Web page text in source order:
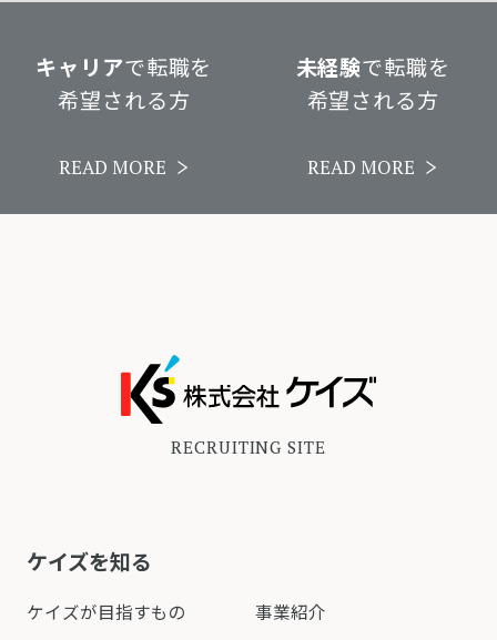
キャリアで転職を
希望される方
READ MORE
未経験で転職を
希望される方
READ MORE
RECRUITING SITE
ケイズを知る
ケイズが目指すもの
事業紹介